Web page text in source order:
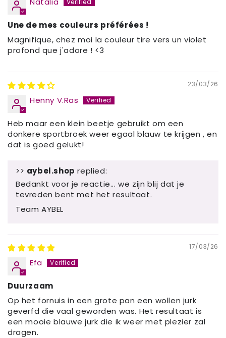
Une de mes couleurs préférées !
Magnifique, chez moi la couleur tire vers un violet
profond que j'adore ! <3
23/03/26
Henny V.Ras
Heb maar een klein beetje gebruikt om een
donkere sportbroek weer egaal blauw te krijgen , en
dat is goed gelukt!
>> aybel.shop replied:
Bedankt voor je reactie... we zijn blij dat je
tevreden bent met het resultaat.
Team AYBEL
17/03/26
Efa
Duurzaam
Op het fornuis in een grote pan een wollen jurk
geverfd die vaal geworden was. Het resultaat is
een mooie blauwe jurk die ik weer met plezier zal
dragen.